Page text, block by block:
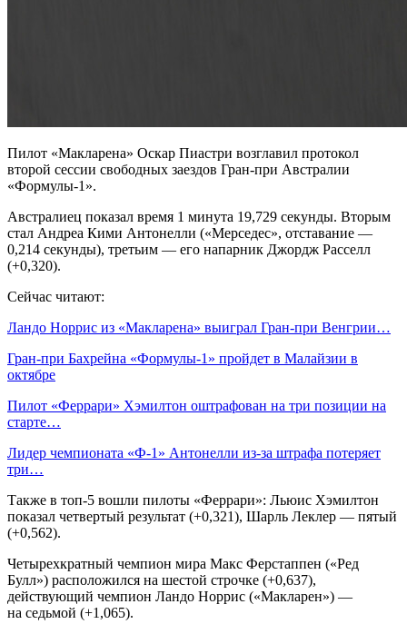
Пилот «Макларена» Оскар Пиастри возглавил протокол
второй сессии свободных заездов Гран‑при Австралии
«Формулы‑1».
Австралиец показал время 1 минута 19,729 секунды. Вторым
стал Андреа Кими Антонелли («Мерседес», отставание —
0,214 секунды), третьим — его напарник Джордж Расселл
(+0,320).
Сейчас читают:
Ландо Норрис из «Макларена» выиграл Гран‑при Венгрии…
Гран‑при Бахрейна «Формулы‑1» пройдет в Малайзии в
октябре
Пилот «Феррари» Хэмилтон оштрафован на три позиции на
старте…
Лидер чемпионата «Ф‑1» Антонелли из‑за штрафа потеряет
три…
Также в топ‑5 вошли пилоты «Феррари»: Льюис Хэмилтон
показал четвертый результат (+0,321), Шарль Леклер — пятый
(+0,562).
Четырехкратный чемпион мира Макс Ферстаппен («Ред
Булл») расположился на шестой строчке (+0,637),
действующий чемпион Ландо Норрис («Макларен») —
на седьмой (+1,065).